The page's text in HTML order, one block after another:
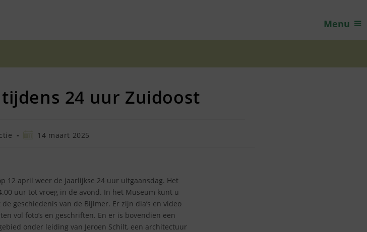
Menu
24 uur Zuidoost
Bericht14 maart 2025
12 april weer de jaarlijkse 24 uur uitgaansdag. Het
uur tot vroeg in de avond. In het Museum kunt u
geschiedenis van de Bijlmer. Er zijn dia’s en video
vol foto’s en geschriften. En er is bovendien een
onder leiding van Jeroen Schilt, een architectuur